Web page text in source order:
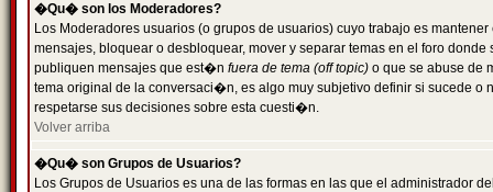
�Qu� son los Moderadores?
Los Moderadores usuarios (o grupos de usuarios) cuyo trabajo es
mensajes, bloquear o desbloquear, mover y separar temas en el foro
publiquen mensajes que est�n fuera de tema (off topic) o que se abuse de
tema original de la conversaci�n, es algo muy subjetivo definir si sucede
respetarse sus decisiones sobre esta cuesti�n.
Volver arriba
�Qu� son Grupos de Usuarios?
Los Grupos de Usuarios es una de las formas en las que el administrador